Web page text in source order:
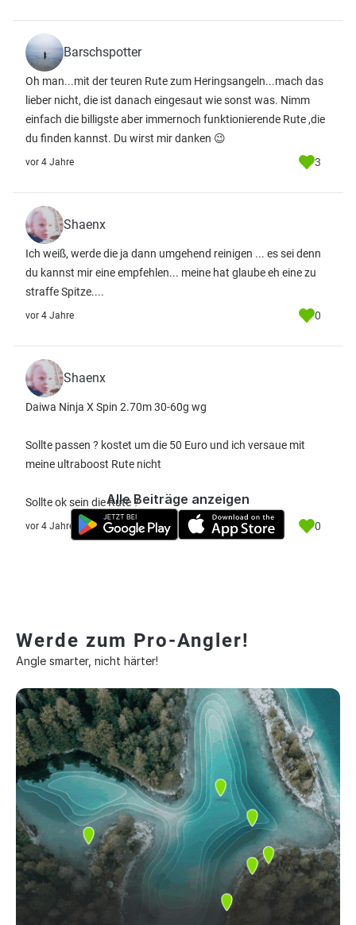
Barschspotter
Oh man...mit der teuren Rute zum Heringsangeln...mach das
lieber nicht, die ist danach eingesaut wie sonst was. Nimm
einfach die billigste aber immernoch funktionierende Rute ,die
du finden kannst. Du wirst mir danken 😉
vor 4 Jahre 3
Shaenx
Ich weiß, werde die ja dann umgehend reinigen ... es sei denn
du kannst mir eine empfehlen... meine hat glaube eh eine zu
straffe Spitze....
vor 4 Jahre 0
Shaenx
Daiwa Ninja X Spin 2.70m 30-60g wg
Sollte passen ? kostet um die 50 Euro und ich versaue mit
meine ultraboost Rute nicht
Sollte ok sein die Rute ?
vor 4 Jahre 0
Alle Beiträge anzeigen
Werde zum Pro-Angler!
Angle smarter, nicht härter!